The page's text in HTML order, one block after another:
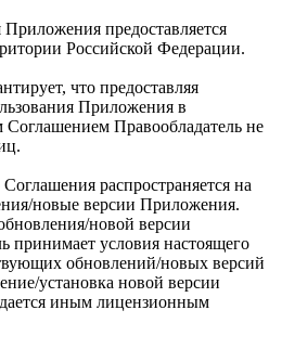
предоставляется
Российской Федерации.
что предоставляя
Приложения в
Соглашением Правообладатель не
распространяется на
новые версии Приложения.
новой версии
принимает условия настоящего
обновлений/новых версий
установка новой версии
иным лицензионным